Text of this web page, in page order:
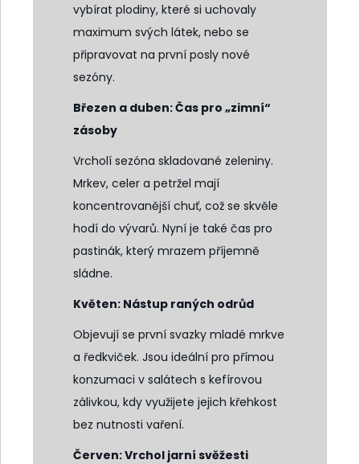
vybírat plodiny, které si uchovaly
maximum svých látek, nebo se
připravovat na první posly nové
sezóny.
Březen a duben: Čas pro „zimní“
zásoby
Vrcholí sezóna skladované zeleniny.
Mrkev, celer a petržel mají
koncentrovanější chuť, což se skvěle
hodí do vývarů. Nyní je také čas pro
pastinák, který mrazem příjemně
sládne.
Květen: Nástup raných odrůd
Objevují se první svazky mladé mrkve
a ředkviček. Jsou ideální pro přímou
konzumaci v salátech s kefírovou
zálivkou, kdy využijete jejich křehkost
bez nutnosti vaření.
Červen: Vrchol jarní svěžesti